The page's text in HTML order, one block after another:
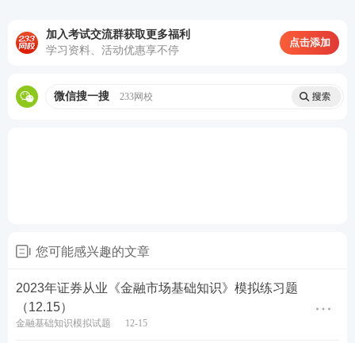
证券备考资料限时免费领
备战证券从业及专项考试，及时获取证券考试资讯、
试题等资料，添加证券学霸君微信号【
加入考试交流群获取更多福利
学习资料、活动优惠享不停
点击添加
微信搜一搜 233网校
您可能感兴趣的文章
2023年证券从业《金融市场基础知识》模拟练习题
（12.15）
金融基础知识模拟试题 12-15